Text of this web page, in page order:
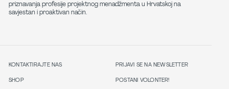
priznavanja profesije projektnog menadžmenta u Hrvatskoj na
savjestan i proaktivan način.
KONTAKTIRAJTE NAS
SHOP
PRIJAVI SE NA NEWSLETTER
POSTANI VOLONTER!